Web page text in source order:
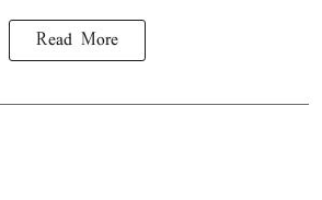
Read More